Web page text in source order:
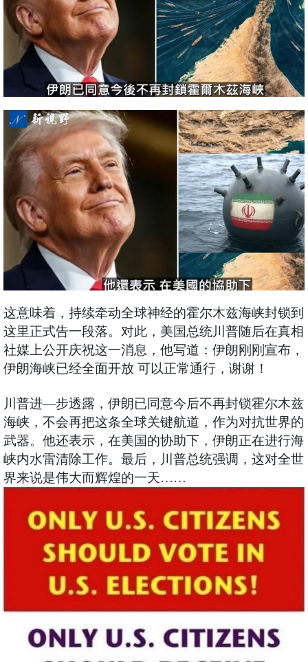
这意味着，持续牵动全球神经的霍尔木兹海峡封锁到
这里正式告一段落。对此，美国总统川普随后在真相
社媒上公开庆祝这一消息，他写道：伊朗刚刚宣布，
伊朗海峡已经全面开放 可以正常通行，谢谢！
川普进—步透露，伊朗已同意今后不再封锁霍尔木兹
海峡，不会再把这条全球关键航道，作为对抗世界的
武器。他还表示，在美国的协助下，伊朗正在进行海
峡内水雷清除工作。最后，川普总统强调，这对全世
界来说是伟大而辉煌的一天……